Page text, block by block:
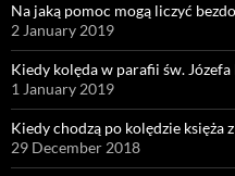
Na jaką pomoc mogą liczyć
2 January 2019
Kiedy kolęda w parafii św. Józefa
1 January 2019
Kiedy chodzą po kolędzie księża z
29 December 2018